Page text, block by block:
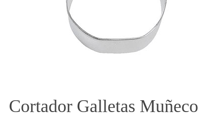
Cortador Galletas Muñeco